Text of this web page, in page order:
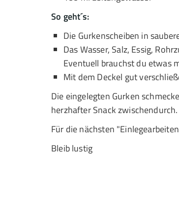
So geht´s:
Die Gurkenscheiben in
Das Wasser, Salz, Essig,
Eventuell brauchst du etwas
Mit dem Deckel gut
Die eingelegten Gurken
herzhafter Snack zwischendurch.
Für die nächsten
Bleib lustig